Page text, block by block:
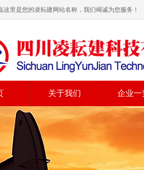
这里是您的凌耘建网站名称，我们竭诚为您服务！
关于我们 企业一